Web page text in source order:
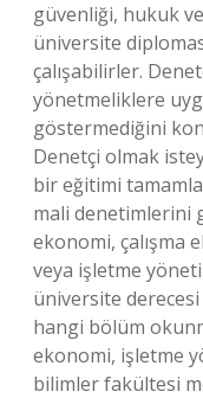
güvenliği, hukuk
üniversite
çalışabilirler.
yönetmeliklere
göstermediğini
Denetçi olmak
bir eğitimi
mali denetimlerini
ekonomi, çalışma
veya işletme
üniversite derecesi
hangi bölüm
ekonomi, işletme
bilimler fakültesi